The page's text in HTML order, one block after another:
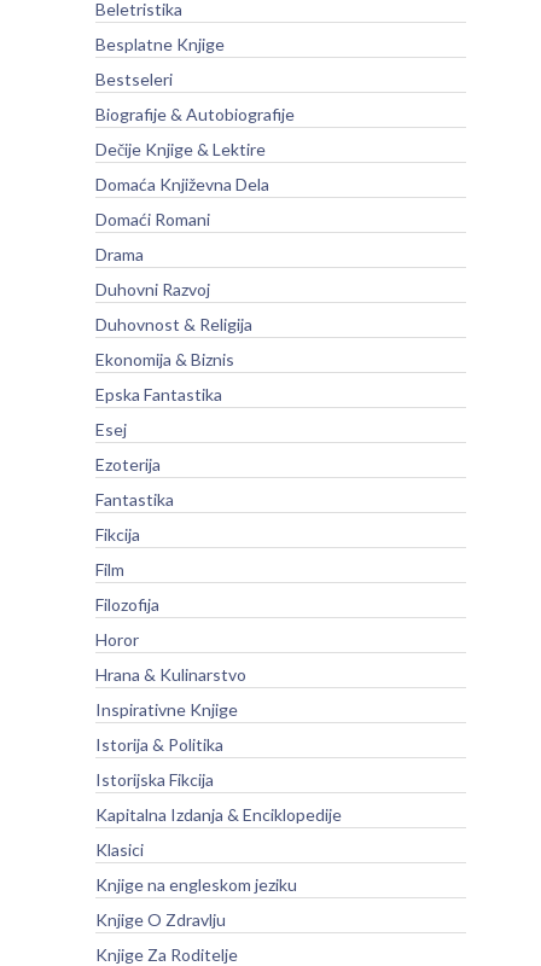
Beletristika
Besplatne Knjige
Bestseleri
Biografije & Autobiografije
Dečije Knjige & Lektire
Domaća Književna Dela
Domaći Romani
Drama
Duhovni Razvoj
Duhovnost & Religija
Ekonomija & Biznis
Epska Fantastika
Esej
Ezoterija
Fantastika
Fikcija
Film
Filozofija
Horor
Hrana & Kulinarstvo
Inspirativne Knjige
Istorija & Politika
Istorijska Fikcija
Kapitalna Izdanja & Enciklopedije
Klasici
Knjige na engleskom jeziku
Knjige O Zdravlju
Knjige Za Roditelje